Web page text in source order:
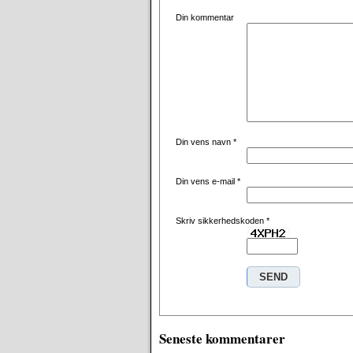
Din kommentar
Din vens navn *
Din vens e-mail *
Skriv sikkerhedskoden *
Seneste kommentarer